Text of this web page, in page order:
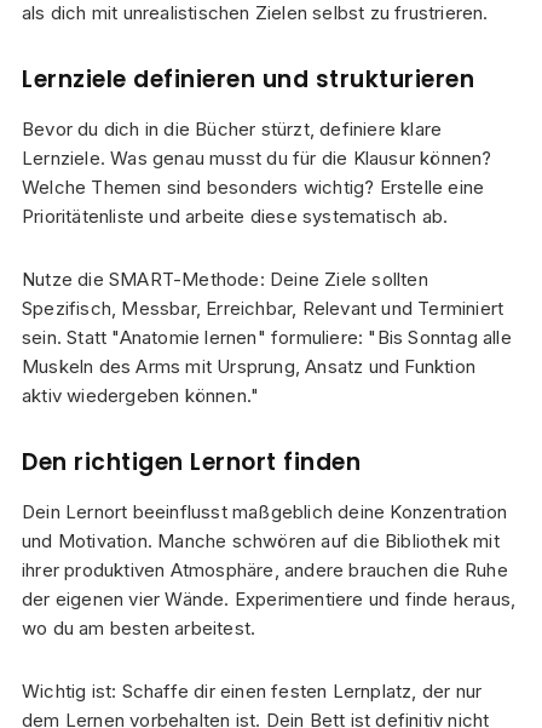
als dich mit unrealistischen Zielen selbst zu frustrieren.
Lernziele definieren und strukturieren
Bevor du dich in die Bücher stürzt, definiere klare
Lernziele. Was genau musst du für die Klausur können?
Welche Themen sind besonders wichtig? Erstelle eine
Prioritätenliste und arbeite diese systematisch ab.
Nutze die SMART-Methode: Deine Ziele sollten
Spezifisch, Messbar, Erreichbar, Relevant und Terminiert
sein. Statt "Anatomie lernen" formuliere: "Bis Sonntag alle
Muskeln des Arms mit Ursprung, Ansatz und Funktion
aktiv wiedergeben können."
Den richtigen Lernort finden
Dein Lernort beeinflusst maßgeblich deine Konzentration
und Motivation. Manche schwören auf die Bibliothek mit
ihrer produktiven Atmosphäre, andere brauchen die Ruhe
der eigenen vier Wände. Experimentiere und finde heraus,
wo du am besten arbeitest.
Wichtig ist: Schaffe dir einen festen Lernplatz, der nur
dem Lernen vorbehalten ist. Dein Bett ist definitiv nicht